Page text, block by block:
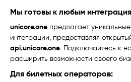
Мы готовы к любым
unicore.one предлагает
интеграции, предоставляя
api.unicore.one. Подключайтесь к
расширить возможности своего
Для билетных операторов: